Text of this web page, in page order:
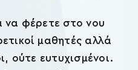
να φέρετε στο νου
μαθητές αλλά
ούτε ευτυχισμένοι.